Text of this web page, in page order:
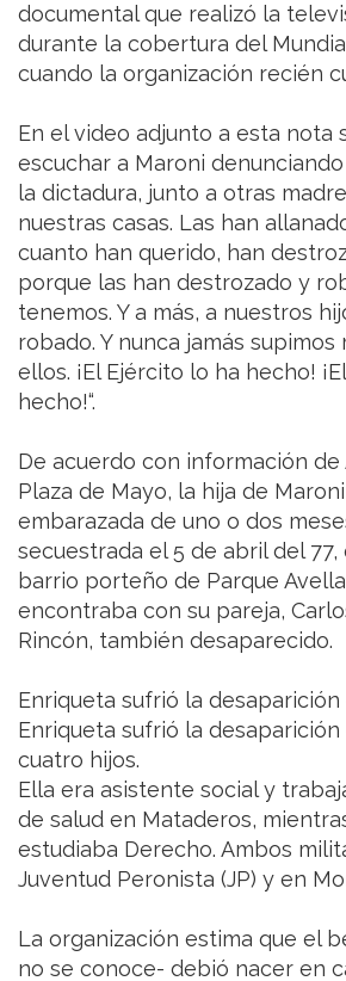
documental que realizó la
durante la cobertura del
cuando la organización recién
En el video adjunto a esta nota
escuchar a Maroni
la dictadura, junto a otras
nuestras casas. Las han
cuanto han querido, han
porque las han destrozado y
tenemos. Y a más, a nuestros
robado. Y nunca jamás supimos
ellos. ¡El Ejército lo ha hecho!
hecho!“.
De acuerdo con información de
Plaza de Mayo, la hija de
embarazada de uno o dos
secuestrada el 5 de abril del 77,
barrio porteño de Parque
encontraba con su pareja,
Rincón, también desaparecido.
Enriqueta sufrió la desaparición
Enriqueta sufrió la desaparición
cuatro hijos.
Ella era asistente social y
de salud en Mataderos,
estudiaba Derecho. Ambos
Juventud Peronista (JP) y en
La organización estima que el
no se conoce- debió nacer en